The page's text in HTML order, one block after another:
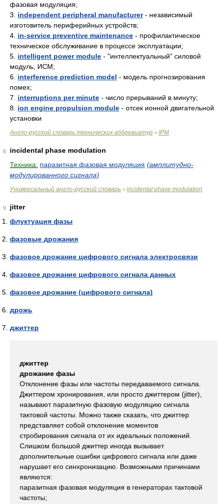
фазовая модуляция;
3. independent peripheral manufacturer- независимый
изготовитель периферийных устройств;
4. in-service preventive maintenance - профилактическое
техническое обслуживание в процессе эксплуатации;
5. intelligent power module - "интеллектуальный" силовой
модуль, ИСМ;
6. interference prediction model - модель прогнозирования
помех;
7. interruptions per minute - число прерываний в минуту;
8. ion engine propulsion module - отсек ионной двигательной
установки
Англо-русский словарь технических аббревиатур > IPM
8
incidental phase modulation
Техника: паразитная фазовая модуляция (амплитудно-
модулированного сигнала)
Универсальный англо-русский словарь > incidental phase modulation
9
jitter
флуктуация фазы
фазовые дрожания
фазовое дрожание цифрового сигнала электросвязи
фазовое дрожание цифрового сигнала данных
фазовое дрожание (цифрового сигнала)
дрожь
джиттер
джиттер
дрожание фазы
Отклонение фазы или частоты передаваемого сигнала.
Джиттером хронирования, или просто джиттером (jitter),
называют паразитную фазовую модуляцию сигнала
тактовой частоты. Можно также сказать, что джиттер
представляет собой отклонение моментов
стробирования сигнала от их идеальных положений.
Слишком большой джиттер иногда вызывает
дополнительные ошибки цифрового сигнала или даже
нарушает его синхронизацию. Возможными причинами
являются:
паразитная фазовая модуляция в генераторах тактовой
частоты;